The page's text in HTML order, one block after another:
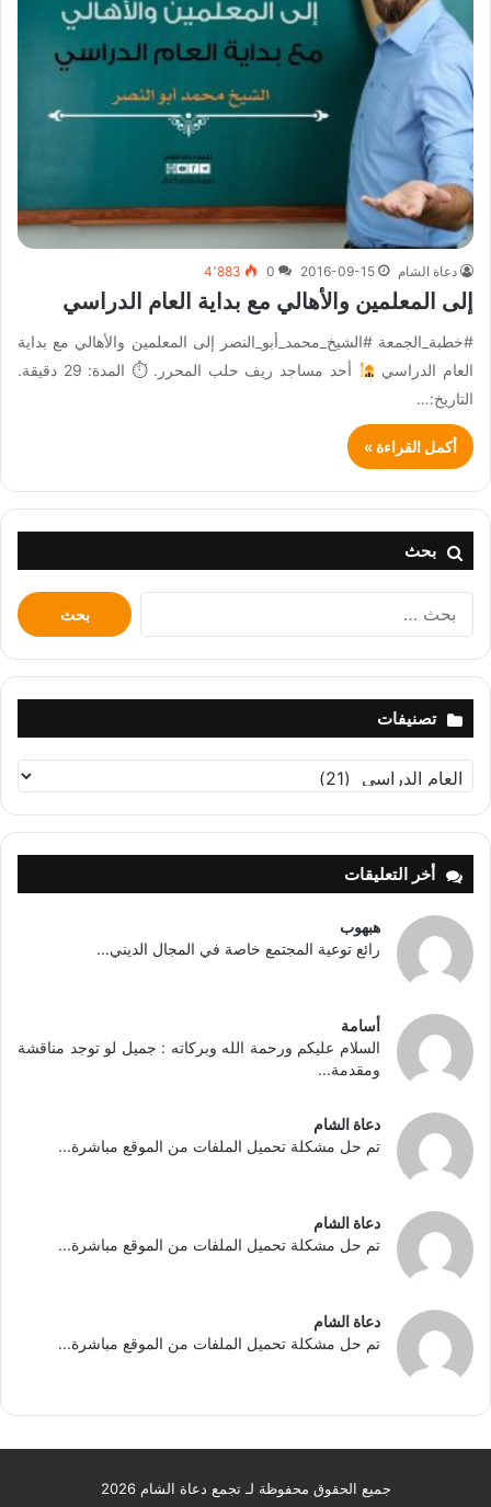
دعاة الشام 2016-09-15
0 4٬883
إلى المعلمين والأهالي مع بداية العام الدراسي
#خطبة_الجمعة #الشيخ_محمد_أبو_النصر إلى المعلمين والأهالي مع بداية
العام الدراسي
أحد مساجد ريف حلب المحرر. ⏱ المدة: 29 دقيقة.
التاريخ:…
أكمل القراءة »
بحث
البحث
عن:
تصنيفات
تصنيفات
أخر التعليقات
هبهوب
رائع توعية المجتمع خاصة في المجال الديني...
أسامة
السلام عليكم ورحمة الله وبركاته : جميل لو توجد مناقشة
ومقدمة...
دعاة الشام
تم حل مشكلة تحميل الملفات من الموقع مباشرة...
دعاة الشام
تم حل مشكلة تحميل الملفات من الموقع مباشرة...
دعاة الشام
تم حل مشكلة تحميل الملفات من الموقع مباشرة...
جميع الحقوق محفوظة لـ تجمع دعاة الشام 2026